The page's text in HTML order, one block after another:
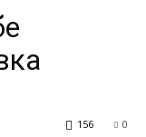
0
156